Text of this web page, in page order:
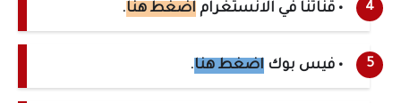
• قناتنا في الانستغرام اضغط هنا.
• فيس بوك اضغط هنا.